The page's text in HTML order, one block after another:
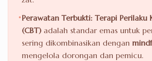
•Perawatan Terbukti: Terapi Perilaku
(CBT)adalah standar emas untuk
sering dikombinasikan dengan
mengelola dorongan dan pemicu.